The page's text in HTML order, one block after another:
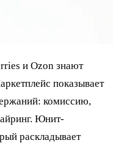
и Ozon знают
показывает
комиссию,
Юнит-
раскладывает